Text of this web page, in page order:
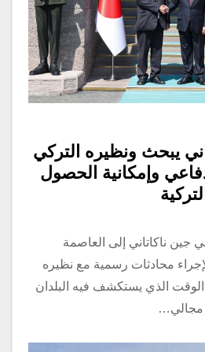
يبحث ونظيره التركي
وإمكانية الحصول
جين ناكاتاني إلى العاصمة
لإجراء محادثات رسمية مع نظيره
الذي يستكشف فيه البلدان
مجالي…